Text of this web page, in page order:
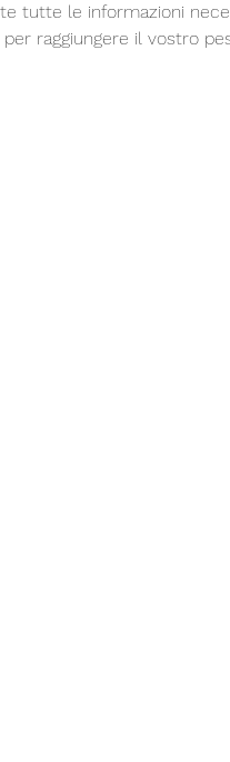
tutte le informazioni
raggiungere il vostro